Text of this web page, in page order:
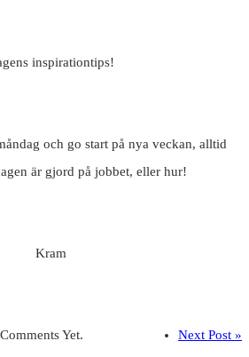
inspirationtips!
och go start på nya veckan, alltid
är gjord på jobbet, eller hur!
Kram
Next Post »
Yet.